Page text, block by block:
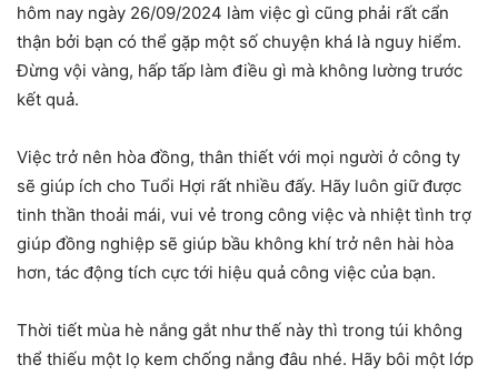
hôm nay ngày 26/09/2024 làm việc gì cũng phải rất cẩn
thận bởi bạn có thể gặp một số chuyện khá là nguy hiểm.
Đừng vội vàng, hấp tấp làm điều gì mà không lường trước
kết quả.
Việc trở nên hòa đồng, thân thiết với mọi người ở công ty
sẽ giúp ích cho Tuổi Hợi rất nhiều đấy. Hãy luôn giữ được
tinh thần thoải mái, vui vẻ trong công việc và nhiệt tình trợ
giúp đồng nghiệp sẽ giúp bầu không khí trở nên hài hòa
hơn, tác động tích cực tới hiệu quả công việc của bạn.
Thời tiết mùa hè nắng gắt như thế này thì trong túi không
thể thiếu một lọ kem chống nắng đâu nhé. Hãy bôi một lớp